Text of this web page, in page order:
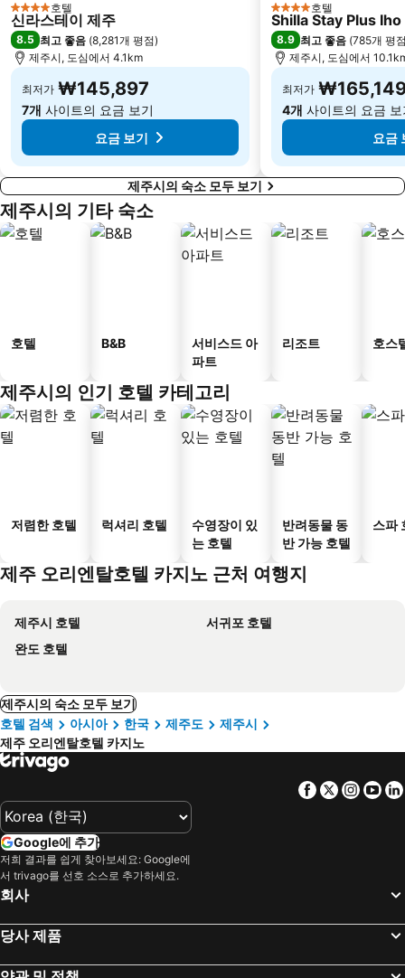
4 성급 호텔
신라스테이 제주
8.5 최고 좋음 (8,281개 평점)
제주시, 도심에서 4.1km
최저가 ₩145,897
7개 사이트의 요금 보기
요금 보기
4 성급 호텔
Shilla Stay Plus
8.9 최고 좋음 (785개 평
제주시, 도심에서
최저가
4개 사이트의 요금 보
요금
제주시의 숙소 모두 보기
제주시의 기타 숙소
호텔 B&B
서비스드 아
파트
리조트 호스
제주시의 인기 호텔 카테고리
저렴한 호텔 럭셔리 호텔
수영장이 있
는 호텔
반려동물 동
반 가능 호텔
스파
제주 오리엔탈호텔 카지노 근처 여행지
제주시 호텔
서귀포 호텔
완도 호텔
제주시의 숙소 모두 보기
호텔 검색
아시아 한국 제주도
제주시
제주 오리엔탈호텔 카지노
Facebook
Twitter
Google에 추가
저희 결과를 쉽게 찾아보세요: Google에
서 trivago를 선호 소스로 추가하세요.
회사
당사 제품